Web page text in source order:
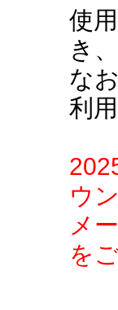
使
き
な
利
ウ
メ
を